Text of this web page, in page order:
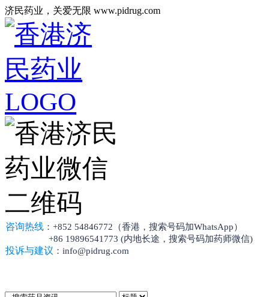
济民药业，关爱无限 www.pidrug.com
咨询热线 ：+852 54846772（香港，搜索号码加WhatsApp）
+86 19896541773 (内地长途，搜索号码加药师微信)
投诉与建议 ：info@pidrug.com